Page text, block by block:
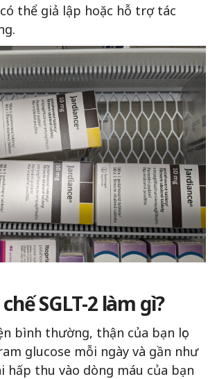
thể giả lập hoặc hỗ trợ tác
SGLT-2 làm gì?
bình thường, thận của bạn lọc
glucose mỗi ngày và gần như
hấp thu vào dòng máu của bạn